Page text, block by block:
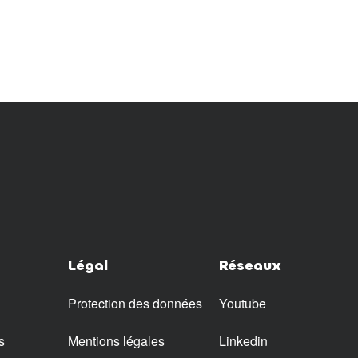
Légal
Protection des données
Mentions légales
Réseaux
Youtube
Linkedin